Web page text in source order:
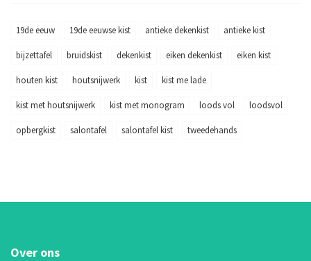
19de eeuw 19de eeuwse kist antieke dekenkist antieke kist
bijzettafel bruidskist dekenkist eiken dekenkist eiken kist
houten kist houtsnijwerk kist kist me lade
kist met houtsnijwerk kist met monogram loods vol loodsvol
opbergkist salontafel salontafel kist tweedehands
Over ons